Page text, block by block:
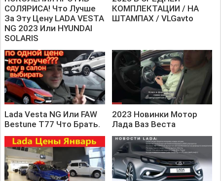
СОЛЯРИСА! Что Лучше
За Эту Цену LADA VESTA
NG 2023 Или HYUNDAI
SOLARIS
КОМПЛЕКТАЦИИ / НА
ШТАМПАХ / VLGavto
Lada Vesta NG Или FAW
Bestune T77 Что Брать.
2023 Новинки Мотор
Лада Ваз Веста